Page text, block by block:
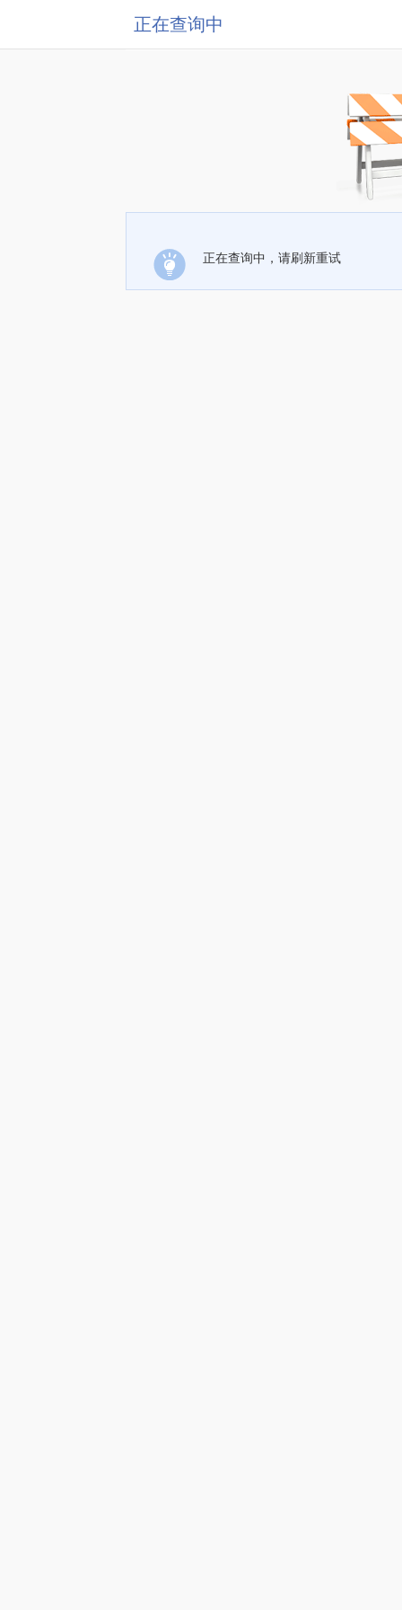
正在查询中
正在查询中，请刷新重试